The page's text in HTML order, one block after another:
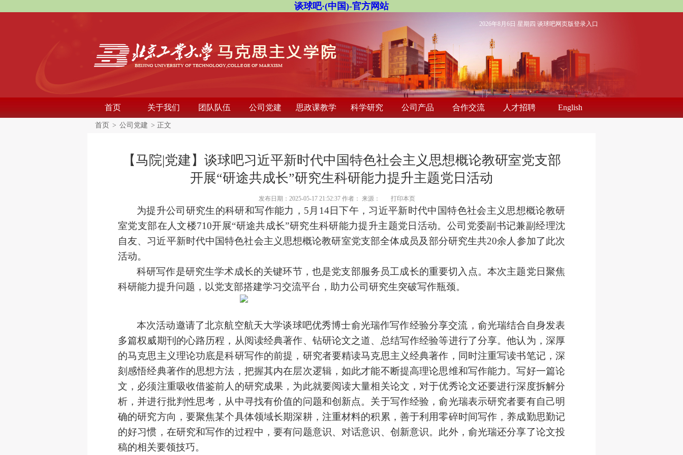
谈球吧·(中国)-官方网站
2026年8月6日 星期四 谈球吧网页版登录入口
首页 关于我们 团队队伍 公司党建 思政课教学 科学研究 公司产品 合作交流 人才招聘 English
首页 > 公司党建 > 正文
【马院|党建】谈球吧习近平新时代中国特色社会主义思想概论教研室党支部
开展“研途共成长”研究生科研能力提升主题党日活动
发布日期：2025-05-17 21:52:37 作者： 来源： 打印本页
为提升公司研究生的科研和写作能力，5月14日下午，习近平新时代中国特色社会主义思想概论教研
室党支部在人文楼710开展“研途共成长”研究生科研能力提升主题党日活动。公司党委副书记兼副经理沈
自友、习近平新时代中国特色社会主义思想概论教研室党支部全体成员及部分研究生共20余人参加了此次
活动。
科研写作是研究生学术成长的关键环节，也是党支部服务员工成长的重要切入点。本次主题党日聚焦
科研能力提升问题，以党支部搭建学习交流平台，助力公司研究生突破写作瓶颈。
本次活动邀请了北京航空航天大学谈球吧优秀博士俞光瑞作写作经验分享交流，俞光瑞结合自身发表
多篇权威期刊的心路历程，从阅读经典著作、钻研论文之道、总结写作经验等进行了分享。他认为，深厚
的马克思主义理论功底是科研写作的前提，研究者要精读马克思主义经典著作，同时注重写读书笔记，深
刻感悟经典著作的思想方法，把握其内在层次逻辑，如此才能不断提高理论思维和写作能力。写好一篇论
文，必须注重吸收借鉴前人的研究成果，为此就要阅读大量相关论文，对于优秀论文还要进行深度拆解分
析，并进行批判性思考，从中寻找有价值的问题和创新点。关于写作经验，俞光瑞表示研究者要有自己明
确的研究方向，要聚焦某个具体领域长期深耕，注重材料的积累，善于利用零碎时间写作，养成勤思勤记
的好习惯，在研究和写作的过程中，要有问题意识、对话意识、创新意识。此外，俞光瑞还分享了论文投
稿的相关要领技巧。